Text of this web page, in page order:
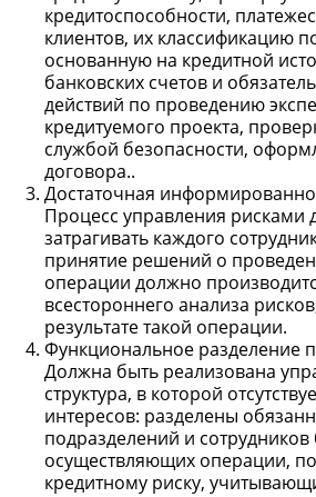
кредитоспособности,
клиентов, их классификацию
основанную на кредитной
банковских счетов и
действий по проведению
кредитуемого проекта,
службой безопасности,
договора..
Достаточная
Процесс управления рисками
затрагивать каждого
принятие решений о
операции должно
всестороннего анализа
результате такой операции.
Функциональное разделение
Должна быть реализована
структура, в которой
интересов: разделены
подразделений и сотрудников
осуществляющих операции,
кредитному риску,